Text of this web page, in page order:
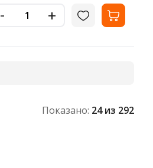
- +
Показано: 24из 292